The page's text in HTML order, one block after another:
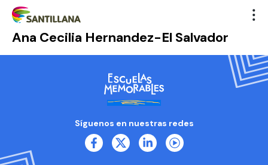
Ana Cecilia Hernandez-El Salvador
Síguenos en nuestras redes